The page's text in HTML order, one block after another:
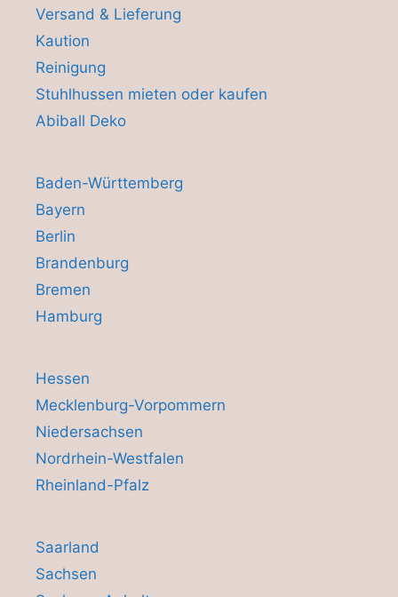
Versand & Lieferung
Kaution
Reinigung
Stuhlhussen mieten oder kaufen
Abiball Deko
Baden-Württemberg
Bayern
Berlin
Brandenburg
Bremen
Hamburg
Hessen
Mecklenburg-Vorpommern
Niedersachsen
Nordrhein-Westfalen
Rheinland-Pfalz
Saarland
Sachsen